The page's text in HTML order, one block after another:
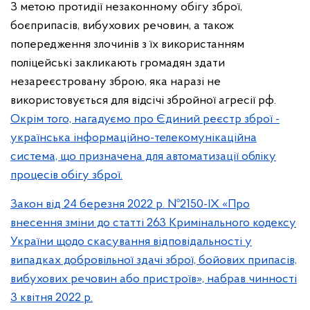
З метою протидії незаконному обігу зброї,
боєприпасів, вибухових речовин, а також
попередження злочинів з їх використанням
поліцейські закликають громадян здати
незареєстровану зброю, яка наразі не
використовується для відсічі збройної агресії рф.
Окрім того, нагадуємо про Єдиний реєстр зброї -
українська інформаційно-телекомунікаційна
система, що призначена для автоматизації обліку
процесів обігу зброї.
Закон від 24 березня 2022 р. №2150-IX «Про
внесення зміни до статті 263 Кримінального кодексу
України щодо скасування відповідальності у
випадках добровільної здачі зброї, бойових припасів,
вибухових речовин або пристроїв», набрав чинності
3 квітня 2022 р.